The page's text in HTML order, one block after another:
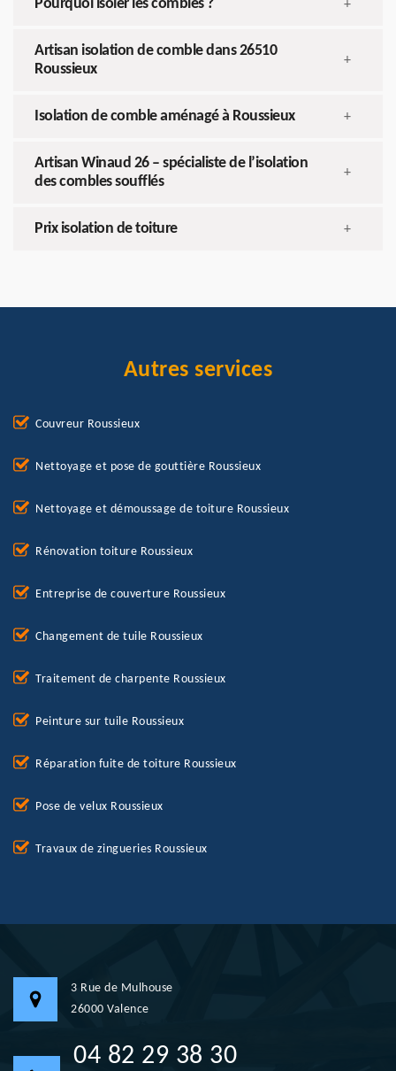
Pourquoi isoler les combles ? +
Artisan isolation de comble dans 26510
Roussieux
+
Isolation de comble aménagé à Roussieux +
Artisan Winaud 26 – spécialiste de l’isolation
des combles soufflés
+
Prix isolation de toiture +
Autres services
Couvreur Roussieux
Nettoyage et pose de gouttière Roussieux
Nettoyage et démoussage de toiture Roussieux
Rénovation toiture Roussieux
Entreprise de couverture Roussieux
Changement de tuile Roussieux
Traitement de charpente Roussieux
Peinture sur tuile Roussieux
Réparation fuite de toiture Roussieux
Pose de velux Roussieux
Travaux de zingueries Roussieux
3 Rue de Mulhouse
26000 Valence
04 82 29 38 30